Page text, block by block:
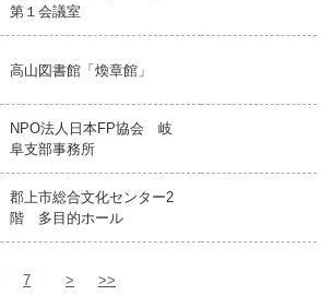
第１会議室
高山図書館「煥章館」
NPO法人日本FP協会 岐
阜支部事務所
郡上市総合文化センター2
階 多目的ホール
7 > >>